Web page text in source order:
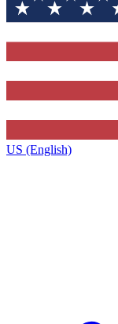
US (English)